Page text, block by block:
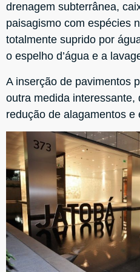
drenagem subterrânea,
paisagismo com espécies
totalmente suprido por
o espelho d’água e a
A inserção de pavimentos
outra medida interessante,
redução de alagamentos e